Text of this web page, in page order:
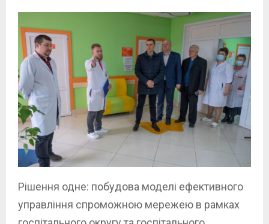
Рішення одне: побудова моделі ефективного
управління спроможною мережею в рамках